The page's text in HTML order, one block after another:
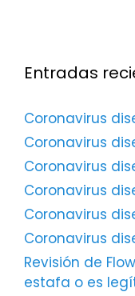
Entradas
Coronavirus
Coronavirus
Coronavirus
Coronavirus
Coronavirus
Coronavirus
Revisión de
estafa o es